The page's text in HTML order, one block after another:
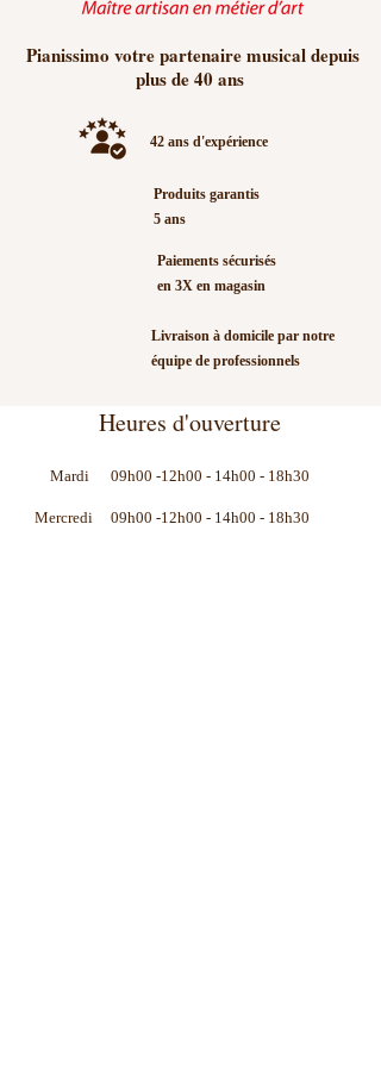
Pianissimo votre partenaire musical depuis
plus de 40 ans
42 ans d'expérience
Produits garantis
5 ans
Paiements sécurisés
en 3X en magasin
Livraison à domicile par notre
équipe de professionnels
Heures d'ouverture
Mardi
Mercredi
09h00 -12h00 - 14h00 - 18h30
09h00 -12h00 - 14h00 - 18h30